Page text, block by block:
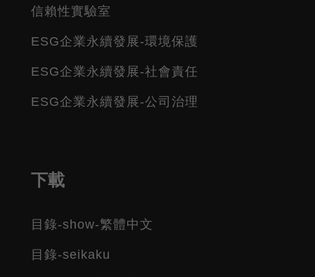
信賴性實驗室
ESG企業永續發展-環境保護
ESG企業永續發展-社會責任
ESG企業永續發展-公司治理
下載
目錄-show-繁體中文
目錄-seikaku